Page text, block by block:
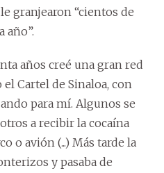
granjearon “cientos de
año”.
años creé una gran red
Cartel de Sinaloa, con
para mí. Algunos se
a recibir la cocaína
o avión (...) Más tarde la
y pasaba de